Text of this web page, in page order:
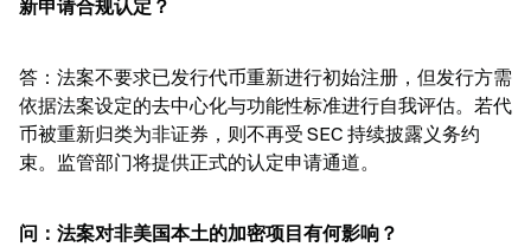
新申请合规认定？
答：法案不要求已发行代币重新进行初始注册，但发行方需
依据法案设定的去中心化与功能性标准进行自我评估。若代
币被重新归类为非证券，则不再受 SEC 持续披露义务约
束。监管部门将提供正式的认定申请通道。
问：法案对非美国本土的加密项目有何影响？